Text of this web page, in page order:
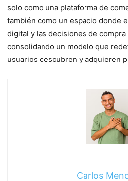
solo como una plataforma de
también como un espacio donde
digital y las decisiones de compra
consolidando un modelo que
usuarios descubren y adquieren
Carlos